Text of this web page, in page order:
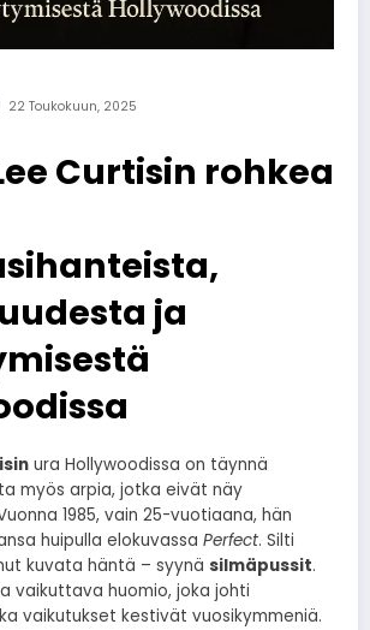
22 Toukokuun, 2025
Curtisin rohkea
ja
ura Hollywoodissa on täynnä
myös arpia, jotka eivät näy
1985, vain 25-vuotiaana, hän
huipulla elokuvassa Perfect. Silti
kuvata häntä – syynä silmäpussit.
vaikuttava huomio, joka johti
vaikutukset kestivät vuosikymmeniä.